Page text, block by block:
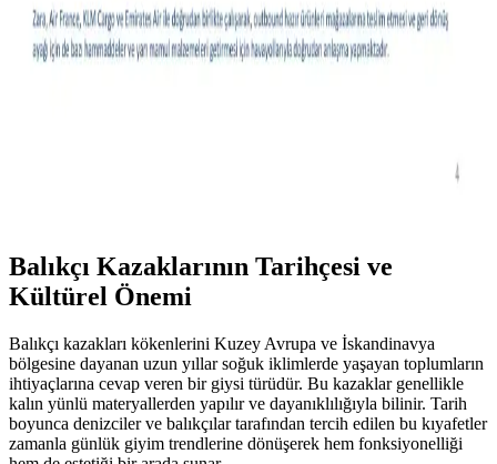
Kot pantolon seçiminde vücut tipi, ayakkabı uyumu ve stil
önceliklidir. Slim taper ince baldırlar için idealken, geniş paça farklı
tarz ve vücut tiplerine hitap eder. Düz kesimler zamansızdır.
Balıkçı Kazaklarının Tarihçesi ve
Kültürel Önemi
Balıkçı kazakları kökenlerini Kuzey Avrupa ve İskandinavya
bölgesine dayanan uzun yıllar soğuk iklimlerde yaşayan toplumların
ihtiyaçlarına cevap veren bir giysi türüdür. Bu kazaklar genellikle
kalın yünlü materyallerden yapılır ve dayanıklılığıyla bilinir. Tarih
boyunca denizciler ve balıkçılar tarafından tercih edilen bu kıyafetler
zamanla günlük giyim trendlerine dönüşerek hem fonksiyonelliği